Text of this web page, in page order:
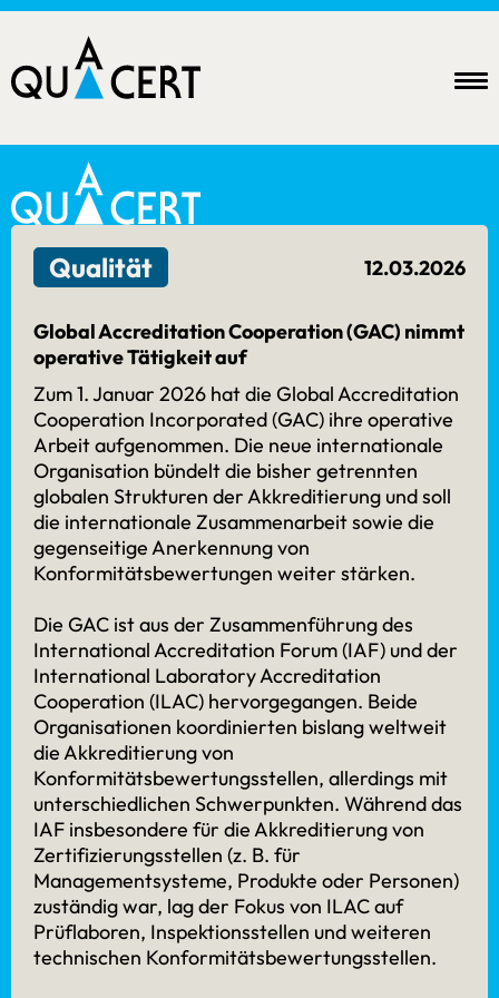
Qualität 12.03.2026
Global Accreditation Cooperation (GAC) nimmt
operative Tätigkeit auf
Zum 1. Januar 2026 hat die Global Accreditation
Cooperation Incorporated (GAC) ihre operative
Arbeit aufgenommen. Die neue internationale
Organisation bündelt die bisher getrennten
globalen Strukturen der Akkreditierung und soll
die internationale Zusammenarbeit sowie die
gegenseitige Anerkennung von
Konformitätsbewertungen weiter stärken.
Die GAC ist aus der Zusammenführung des
International Accreditation Forum (IAF) und der
International Laboratory Accreditation
Cooperation (ILAC) hervorgegangen. Beide
Organisationen koordinierten bislang weltweit
die Akkreditierung von
Konformitätsbewertungsstellen, allerdings mit
unterschiedlichen Schwerpunkten. Während das
IAF insbesondere für die Akkreditierung von
Zertifizierungsstellen (z. B. für
Managementsysteme, Produkte oder Personen)
zuständig war, lag der Fokus von ILAC auf
Prüflaboren, Inspektionsstellen und weiteren
technischen Konformitätsbewertungsstellen.
Newsletter
Datenschutzakzeptieren
abonnieren
Kontakt
Eutighofer Straße 137
73525 Schwäbisch Gmünd
Telefon0 7171 99 79 16 40
E-Mailinfo@quacert.de
LinkedIn@quacert
Anfahrt